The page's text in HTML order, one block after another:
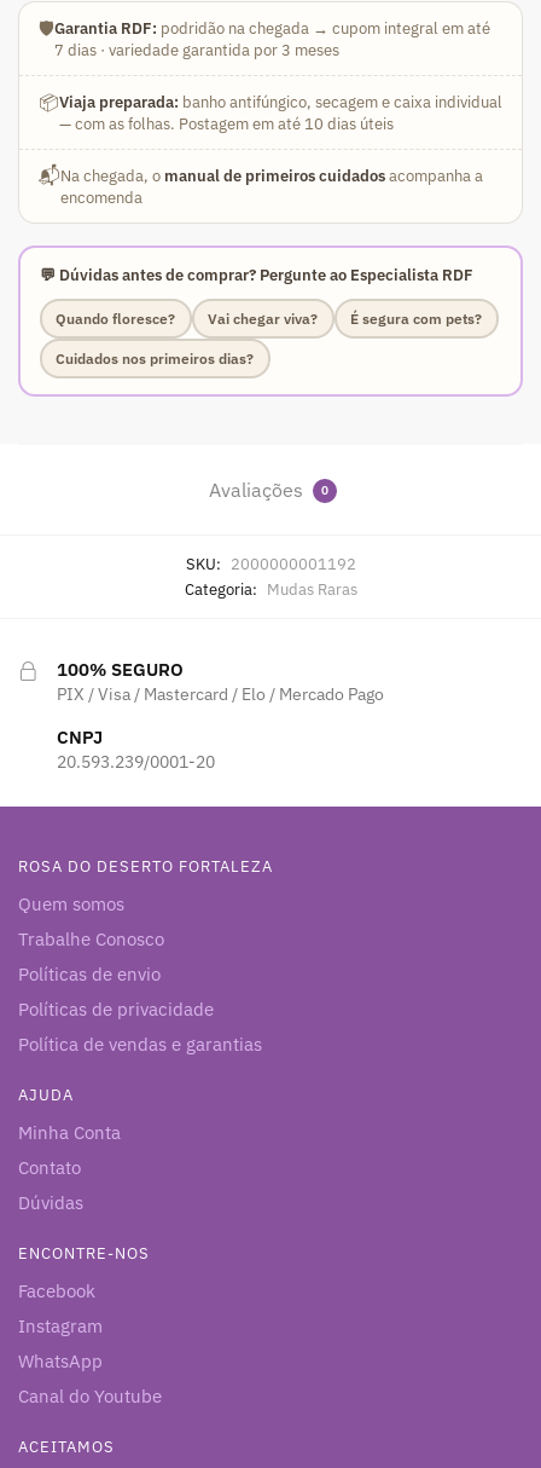
🛡️Garantia RDF: podridão na chegada → cupom integral em até
7 dias · variedade garantida por 3 meses
📦Viaja preparada: banho antifúngico, secagem e caixa individual
— com as folhas. Postagem em até 10 dias úteis
📬Na chegada, o manual de primeiros cuidadosacompanha a
encomenda
💬 Dúvidas antes de comprar? Pergunte ao Especialista RDF
Quando floresce? Vai chegar viva? É segura com pets?
Cuidados nos primeiros dias?
Avaliações 0
SKU: 2000000001192
Categoria: Mudas Raras
100% SEGURO
PIX / Visa / Mastercard / Elo / Mercado Pago
CNPJ
20.593.239/0001-20
ROSA DO DESERTO FORTALEZA
Quem somos
Trabalhe Conosco
Políticas de envio
Políticas de privacidade
Política de vendas e garantias
AJUDA
Minha Conta
Contato
Dúvidas
ENCONTRE-NOS
Facebook
Instagram
WhatsApp
Canal do Youtube
ACEITAMOS